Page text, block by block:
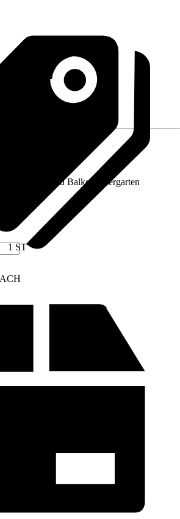
Terrasse und Balkon, Ziergarten
1 ST